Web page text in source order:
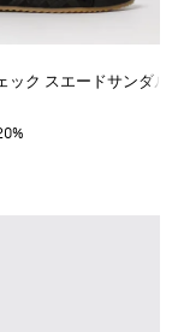
ライドサンダル
ック スエードサンダル